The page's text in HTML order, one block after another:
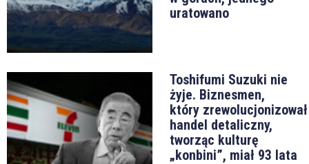
uratowano
Toshifumi Suzuki nie
żyje. Biznesmen,
który zrewolucjonizował
handel detaliczny,
tworząc kulturę
„konbini”, miał 93 lata